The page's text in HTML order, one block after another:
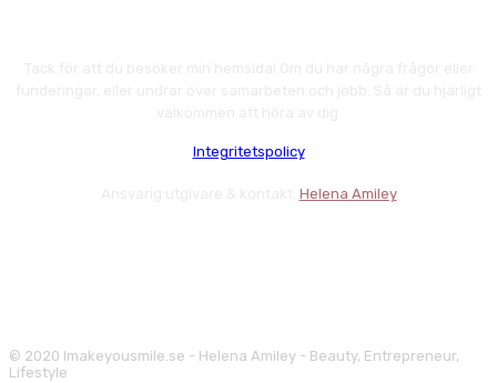
Integritetspolicy
Helena Amiley
© 2020 Imakeyousmile.se - Helena Amiley - Beauty, Entrepreneur,
Lifestyle